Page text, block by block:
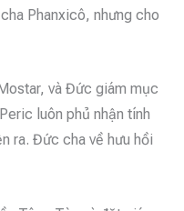
Phanxicô, nhưng cho
và Đức giám mục
luôn phủ nhận tính
ra. Đức cha về hưu hồi